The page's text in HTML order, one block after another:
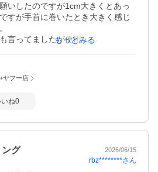
いしたのですが1cm大きくとあっ
すが手首に巻いたとき大きく感じ
言ってましたが使用していく中で
もっとみる
ヤフー店
いね0
グ 2026/06/15
rbz********さん